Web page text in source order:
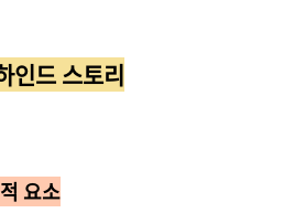
드 스토리
요소